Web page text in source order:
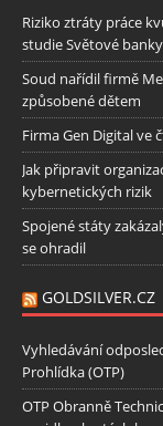
Riziko ztráty práce
studie Světové banky
Soud nařídil firmě
způsobené dětem
Firma Gen Digital ve
Jak připravit
kybernetických rizik
Spojené státy
se ohradil
GOLDSILVER.CZ
Vyhledávání
Prohlídka (OTP)
OTP Obranně